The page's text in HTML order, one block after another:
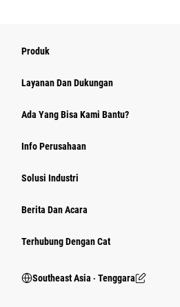
Produk
Layanan Dan Dukungan
Ada Yang Bisa Kami Bantu?
Info Perusahaan
Solusi Industri
Berita Dan Acara
Terhubung Dengan Cat
Southeast Asia ‧ Tenggara